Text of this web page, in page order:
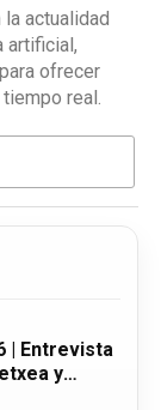
actualidad
artificial,
ofrecer
real.
| Entrevista
y